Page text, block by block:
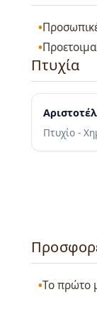
Πτυχία
Πτυχίο -
Το πρώτο